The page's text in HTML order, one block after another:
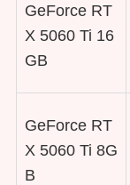
GeForce RT
X 5060 Ti 16
GB
GeForce RT
X 5060 Ti 8G
B